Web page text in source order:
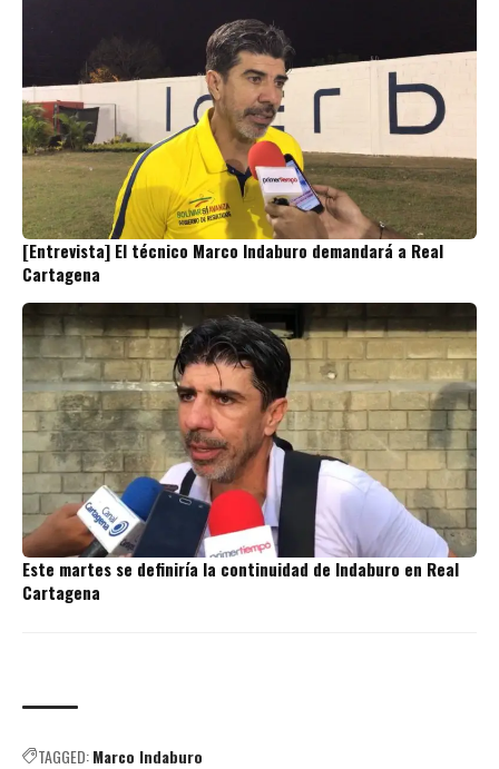
[Entrevista] El técnico Marco Indaburo demandará a Real
Cartagena
Este martes se definiría la continuidad de Indaburo en Real
Cartagena
TAGGED:Marco Indaburo